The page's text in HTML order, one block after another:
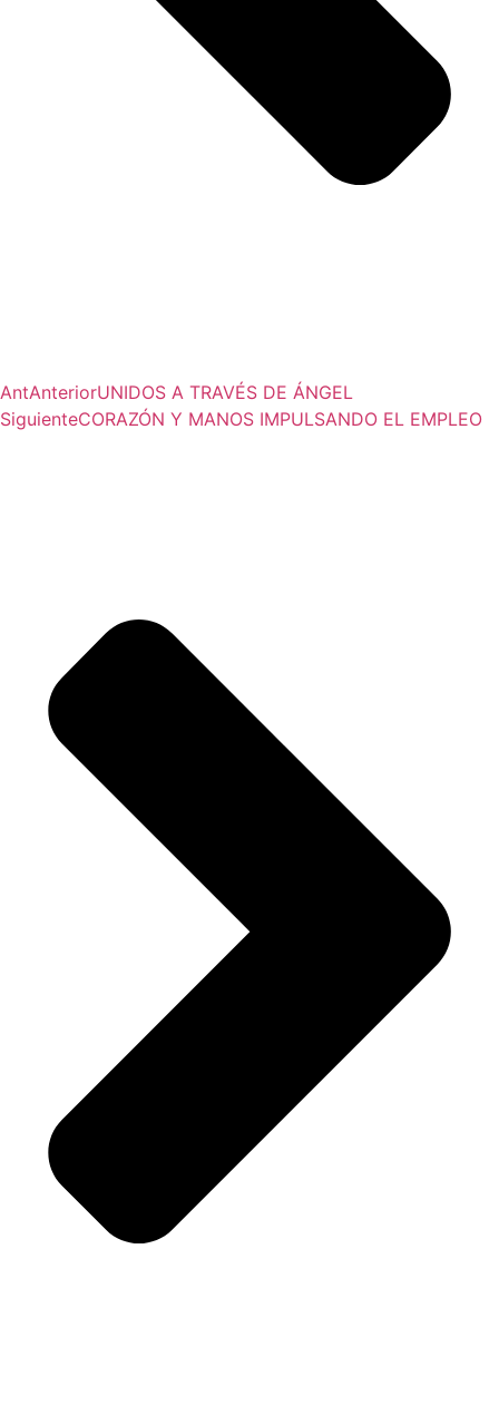
AntAnteriorUNIDOS A TRAVÉS DE ÁNGEL
SiguienteCORAZÓN Y MANOS IMPULSANDO EL EMPLEO